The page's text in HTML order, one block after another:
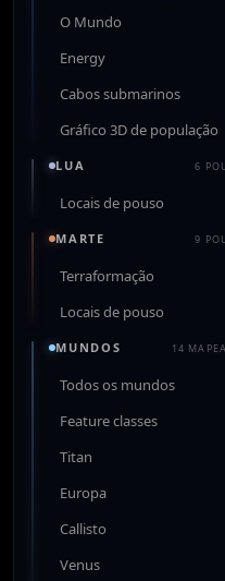
O Mundo
Energy
Cabos submarinos
Gráfico 3D de população
LUA 6
Locais de pouso
MARTE 9
Terraformação
Locais de pouso
MUNDOS 14
Todos os mundos
Feature classes
Titan
Europa
Callisto
Venus